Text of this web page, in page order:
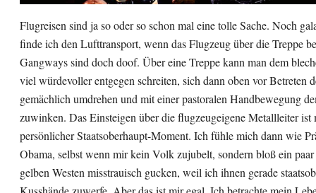
Flugreisen sind ja so oder so schon mal eine tolle Sache. Noch
finde ich den Lufttransport, wenn das Flugzeug über die Treppe
Gangways sind doch doof. Über eine Treppe kann man dem
viel würdevoller entgegen schreiten, sich dann oben vor Betreten
gemächlich umdrehen und mit einer pastoralen Handbewegung
zuwinken. Das Einsteigen über die flugzeugeigene Metallleiter ist
persönlicher Staatsoberhaupt-Moment. Ich fühle mich dann wie
Obama, selbst wenn mir kein Volk zujubelt, sondern bloß ein
gelben Westen misstrauisch gucken, weil ich ihnen gerade